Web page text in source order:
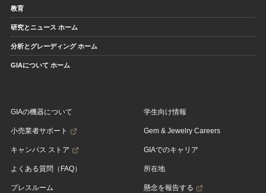
教育
研究とニュース ホーム
分析とグレーディング ホーム
GIAについて ホーム
GIAの機器について
小売業者サポート
キャンパス ストア
よくある質問（FAQ）
プレスルーム
学生向け情報
Gem & Jewelry Careers
GIAでのキャリア
所在地
懸念を報告する